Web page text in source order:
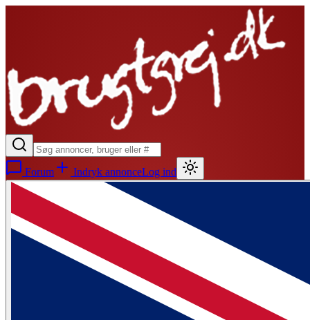
Forum Indryk annonceLog ind